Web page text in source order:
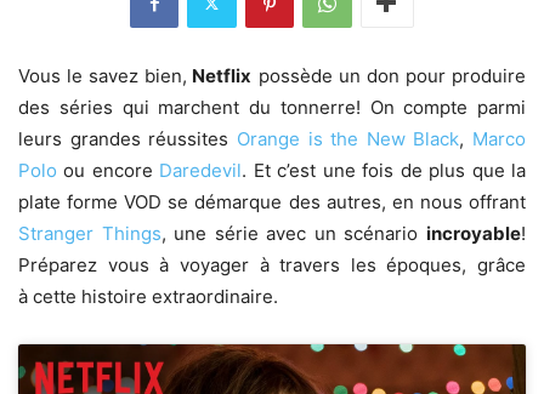
Vous le savez bien, Netflix possède un don pour produire
des séries qui marchent du tonnerre! On compte parmi
leurs grandes réussites Orange is the New Black, Marco
Polo ou encore Daredevil. Et c’est une fois de plus que la
plate forme VOD se démarque des autres, en nous offrant
Stranger Things, une série avec un scénarioincroyable!
Préparez vous à voyager à travers les époques, grâce
à cette histoire extraordinaire.